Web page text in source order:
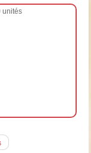
unités